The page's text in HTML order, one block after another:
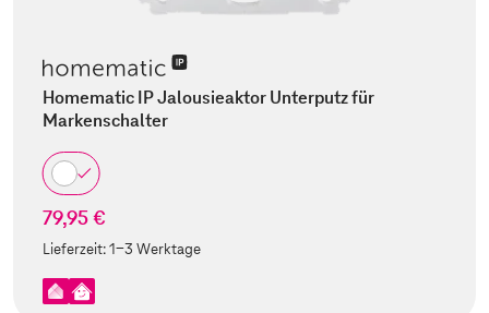
Homematic IP Jalousieaktor Unterputz für
Markenschalter
79,95 €
Lieferzeit:1-3 Werktage